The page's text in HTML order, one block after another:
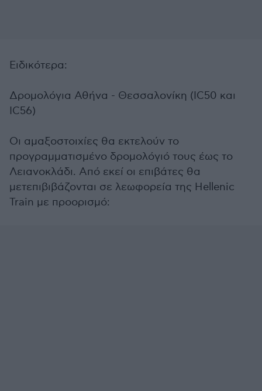
Ειδικότερα:
Δρομολόγια Αθήνα - Θεσσαλονίκη (IC50 και
IC56)
Οι αμαξοστοιχίες θα εκτελούν το
προγραμματισμένο δρομολόγιό τους έως το
Λειανοκλάδι. Από εκεί οι επιβάτες θα
μετεπιβιβάζονται σε λεωφορεία της Hellenic
Train με προορισμό: